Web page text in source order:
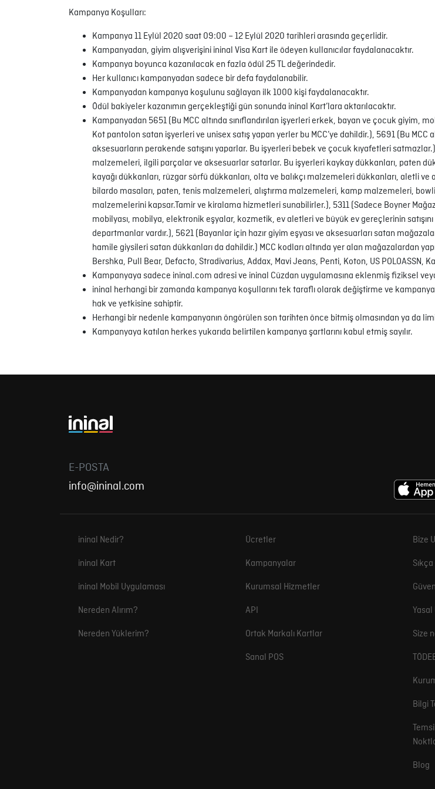
Kampanya Koşulları:
Kampanya 11 Eylül 2020 saat 09:00 – 12 Eylül 2020 tarihleri arasında geçerlidir.
Kampanyadan, giyim alışverişini ininal Visa Kart ile ödeyen kullanıcılar faydalanacaktır.
Kampanya boyunca kazanılacak en fazla ödül 25 TL değerindedir.
Her kullanıcı kampanyadan sadece bir defa faydalanabilir.
Kampanyadan kampanya koşulunu sağlayan ilk 1000 kişi faydalanacaktır.
Ödül bakiyeler kazanımın gerçekleştiği gün sonunda ininal Kart’lara aktarılacaktır.
Kampanyadan 5651 (Bu MCC altında sınıflandırılan işyerleri erkek, bayan ve çocuk giyim,
Kot pantolon satan işyerleri ve unisex satış yapan yerler bu MCC’ye dahildir.), 5691 (Bu MCC
aksesuarların perakende satışını yaparlar. Bu işyerleri bebek ve çocuk kıyafetleri
malzemeleri, ilgili parçalar ve aksesuarlar satarlar. Bu işyerleri kaykay dükkanları, paten
kayağı dükkanları, rüzgar sörfü dükkanları, olta ve balıkçı malzemeleri dükkanları, aletli ve
bilardo masaları, paten, tenis malzemeleri, alıştırma malzemeleri, kamp malzemeleri,
malzemelerini kapsar.Tamir ve kiralama hizmetleri sunabilirler.), 5311 (Sadece Boyner
mobilyası, mobilya, elektronik eşyalar, kozmetik, ev aletleri ve büyük ev gereçlerinin
departmanlar vardır.), 5621 (Bayanlar için hazır giyim eşyası ve aksesuarları satan
hamile giysileri satan dükkanları da dahildir.) MCC kodları altında yer alan mağazalardan
Bershka, Pull Bear, Defacto, Stradivarius, Addax, Mavi Jeans, Penti, Koton, US POLOASSN,
Kampanyaya sadece ininal.com adresi ve ininal Cüzdan uygulamasına eklenmiş fiziksel
ininal herhangi bir zamanda kampanya koşullarını tek taraflı olarak değiştirme ve
hak ve yetkisine sahiptir.
Herhangi bir nedenle kampanyanın öngörülen son tarihten önce bitmiş olmasından ya da
Kampanyaya katılan herkes yukarıda belirtilen kampanya şartlarını kabul etmiş sayılır.
E-POSTA
info@ininal.com
ininal Nedir?
ininal Kart
ininal Mobil Uygulaması
Nereden Alırım?
Nereden Yüklerim?
Ücretler
Kampanyalar
Kurumsal Hizmetler
API
Ortak Markalı Kartlar
Sanal POS
Bize
Yasal
Size
Bilgi
Blog